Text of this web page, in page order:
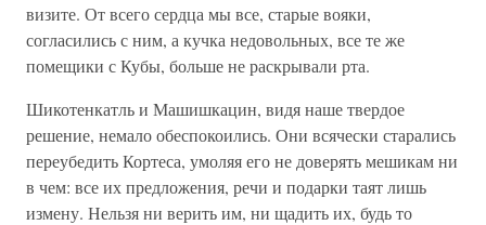
визите. От всего сердца мы все, старые вояки,
согласились с ним, а кучка недовольных, все те же
помещики с Кубы, больше не раскрывали рта.
Шикотенкатль и Машишкацин, видя наше твердое
решение, немало обеспокоились. Они всячески старались
переубедить Кортеса, умоляя его не доверять мешикам ни
в чем: все их предложения, речи и подарки таят лишь
измену. Нельзя ни верить им, ни щадить их, будь то